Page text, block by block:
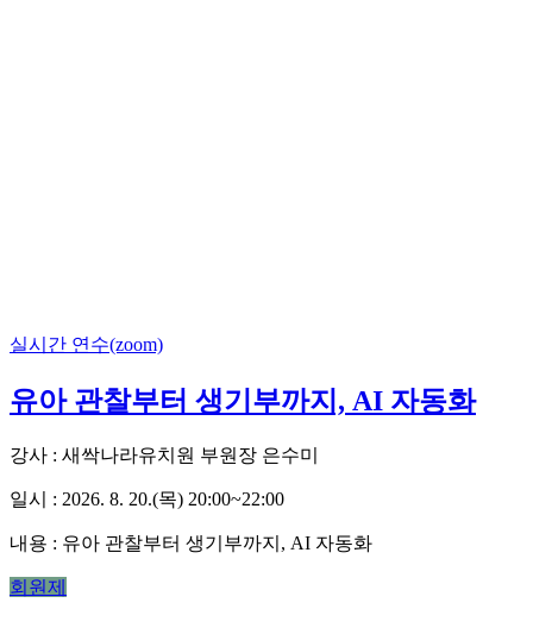
실시간 연수(zoom)
유아 관찰부터 생기부까지, AI 자동화
강사 : 새싹나라유치원 부원장 은수미
일시 : 2026. 8. 20.(목) 20:00~22:00
내용 : 유아 관찰부터 생기부까지, AI 자동화
회원제